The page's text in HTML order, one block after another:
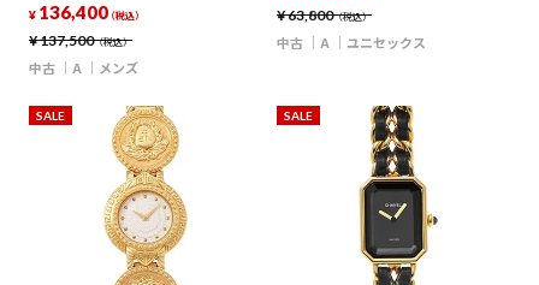
¥137,500（税込）
¥ 136,400（税込）
中古 A メンズ
¥63,800（税込）
中古 A ユニセックス
SALE SALE